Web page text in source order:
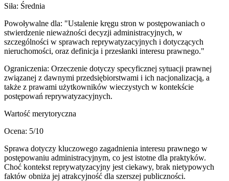
Siła: Średnia
Powoływalne dla: "Ustalenie kręgu stron w postępowaniach o
stwierdzenie nieważności decyzji administracyjnych, w
szczególności w sprawach reprywatyzacyjnych i dotyczących
nieruchomości, oraz definicja i przesłanki interesu prawnego."
Ograniczenia: Orzeczenie dotyczy specyficznej sytuacji prawnej
związanej z dawnymi przedsiębiorstwami i ich nacjonalizacją, a
także z prawami użytkowników wieczystych w kontekście
postępowań reprywatyzacyjnych.
Wartość merytoryczna
Ocena: 5/10
Sprawa dotyczy kluczowego zagadnienia interesu prawnego w
postępowaniu administracyjnym, co jest istotne dla praktyków.
Choć kontekst reprywatyzacyjny jest ciekawy, brak nietypowych
faktów obniża jej atrakcyjność dla szerszej publiczności.